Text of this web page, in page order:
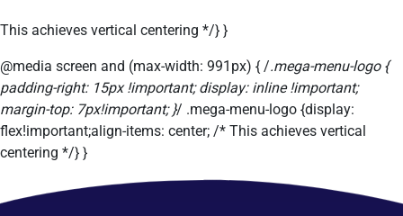
This achieves vertical centering */} }
@media screen and (max-width: 991px) { /.mega-menu-logo {
padding-right: 15px !important; display: inline !important;
margin-top: 7px!important; }/ .mega-menu-logo {display:
flex!important;align-items: center; /* This achieves vertical
centering */} }